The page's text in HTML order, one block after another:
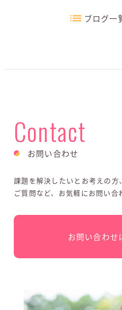
ブログ一
Contact
お問い合わせ
課題を解決したいとお考えの方、
ご質問など、お気軽にお問い合
お問い合わせ